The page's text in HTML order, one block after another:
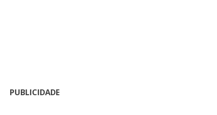
PUBLICIDADE